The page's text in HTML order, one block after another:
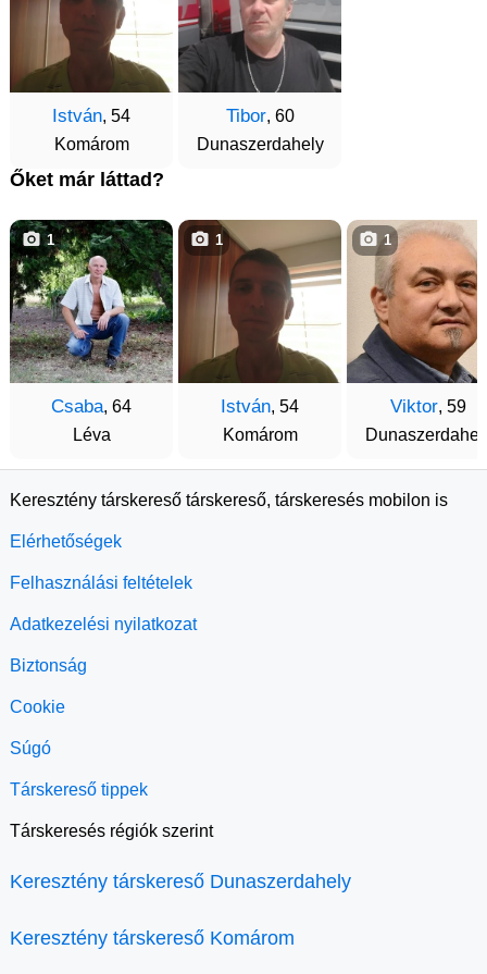
István, 54
Komárom
Tibor, 60
Dunaszerdahely
Őket már láttad?
Csaba, 64
Léva
1
István, 54
Komárom
1
Viktor, 59
1
Keresztény társkereső társkereső, társkeresés mobilon is
Elérhetőségek
Felhasználási feltételek
Adatkezelési nyilatkozat
Biztonság
Cookie
Súgó
Társkereső tippek
Társkeresés régiók szerint
Keresztény társkereső Dunaszerdahely
Keresztény társkereső Komárom